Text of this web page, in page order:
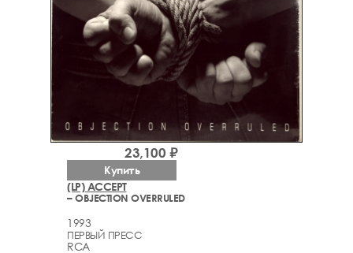
(LP) ACCEPT
– OBJECTION OVERRULED
1993
ПЕРВЫЙ ПРЕСС
RCA
23,100 ₽
Купить